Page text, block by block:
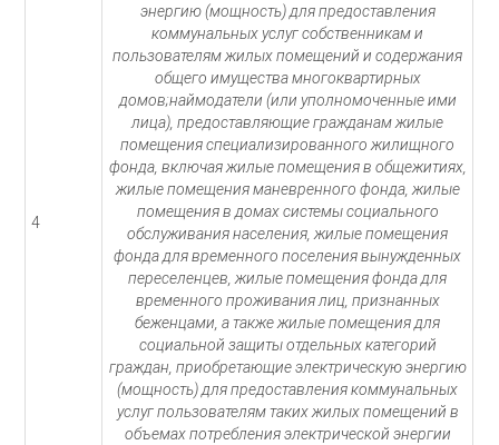
4
энергию (мощность) для предоставления
коммунальных услуг собственникам и
пользователям жилых помещений и содержания
общего имущества многоквартирных
домов;наймодатели (или уполномоченные ими
лица), предоставляющие гражданам жилые
помещения специализированного жилищного
фонда, включая жилые помещения в общежитиях,
жилые помещения маневренного фонда, жилые
помещения в домах системы социального
обслуживания населения, жилые помещения
фонда для временного поселения вынужденных
переселенцев, жилые помещения фонда для
временного проживания лиц, признанных
беженцами, а также жилые помещения для
социальной защиты отдельных категорий
граждан, приобретающие электрическую энергию
(мощность) для предоставления коммунальных
услуг пользователям таких жилых помещений в
объемах потребления электрической энергии